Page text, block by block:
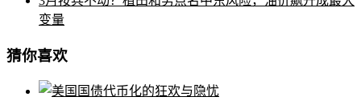
变量
猜你喜欢